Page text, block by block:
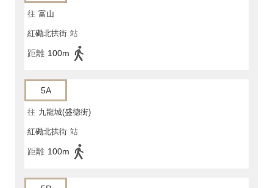
往 富山
紅磡北拱街 站
距離 100m
5A
往 九龍城(盛德街)
紅磡北拱街 站
距離 100m